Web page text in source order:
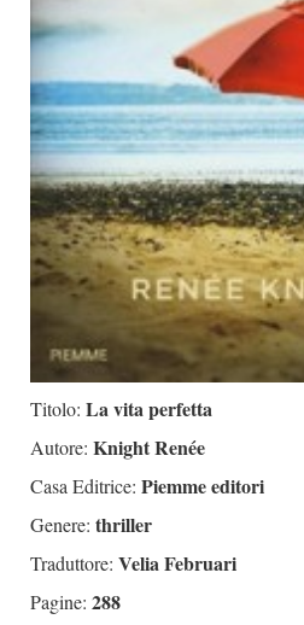
Giallo Stresa
Tabù Festival 2014
A Tutto Volume
Salone di Torino
Marketing
Titolo: La vita perfetta
Autore: Knight Renée
Casa Editrice: Piemme editori
Genere: thriller
Traduttore: Velia Februari
Pagine: 288